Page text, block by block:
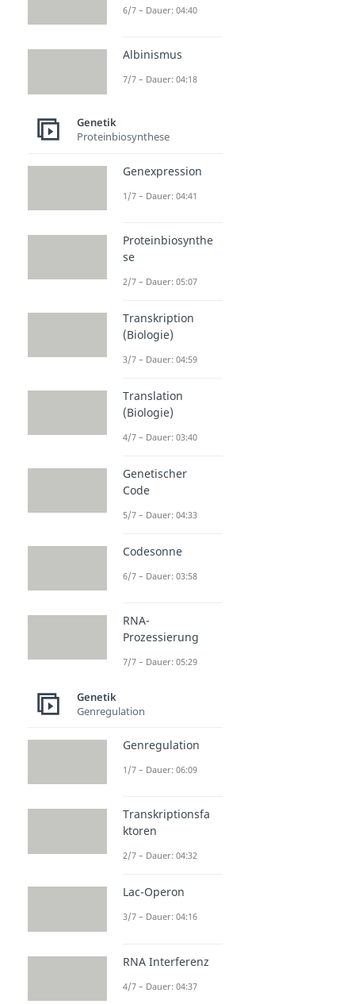
6/7 – Dauer: 04:40
Albinismus
7/7 – Dauer: 04:18
Genetik
Proteinbiosynthese
Genexpression
1/7 – Dauer: 04:41
Proteinbiosynthe
se
2/7 – Dauer: 05:07
Transkription
(Biologie)
3/7 – Dauer: 04:59
Translation
(Biologie)
4/7 – Dauer: 03:40
Genetischer
Code
5/7 – Dauer: 04:33
Codesonne
6/7 – Dauer: 03:58
RNA-
Prozessierung
7/7 – Dauer: 05:29
Genetik
Genregulation
Genregulation
1/7 – Dauer: 06:09
Transkriptionsfa
ktoren
2/7 – Dauer: 04:32
Lac-Operon
3/7 – Dauer: 04:16
RNA Interferenz
4/7 – Dauer: 04:37